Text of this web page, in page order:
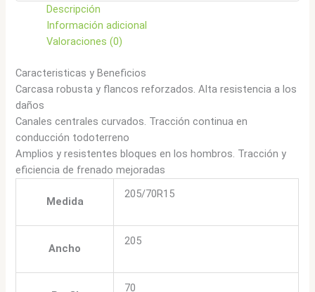
Descripción
Información adicional
Valoraciones (0)
Caracteristicas y Beneficios
Carcasa robusta y flancos reforzados. Alta resistencia a los
daños
Canales centrales curvados. Tracción continua en
conducción todoterreno
Amplios y resistentes bloques en los hombros. Tracción y
eficiencia de frenado mejoradas
Medida
205/70R15
Ancho
205
70